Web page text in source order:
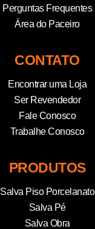
Perguntas Frequentes
Área do Paceiro
CONTATO
Encontrar uma Loja
Ser Revendedor
Fale Conosco
Trabalhe Conosco
PRODUTOS
Salva Piso Porcelanato
Salva Pé
Salva Obra